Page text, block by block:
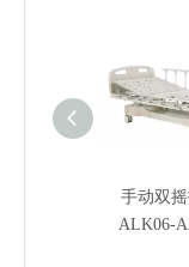
手动双
ALK06-